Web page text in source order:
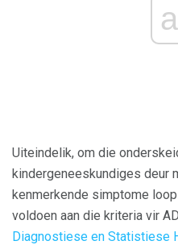
Uiteindelik, om die
kindergeneeskundiges deur
kenmerkende simptome
voldoen aan die kriteria vir
Diagnostiese en Statistiese